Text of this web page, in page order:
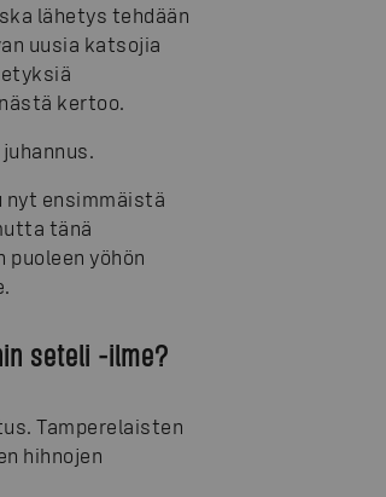
lähetys tehdään
uusia katsojia
kertoo.
nyt ensimmäistä
tänä
yöhön
seteli -ilme?
Tamperelaisten
hihnojen